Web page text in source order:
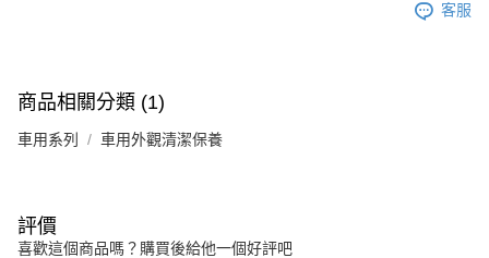
客服
商品相關分類 (1)
車用系列 車用外觀清潔保養
評價
喜歡這個商品嗎？購買後給他一個好評吧